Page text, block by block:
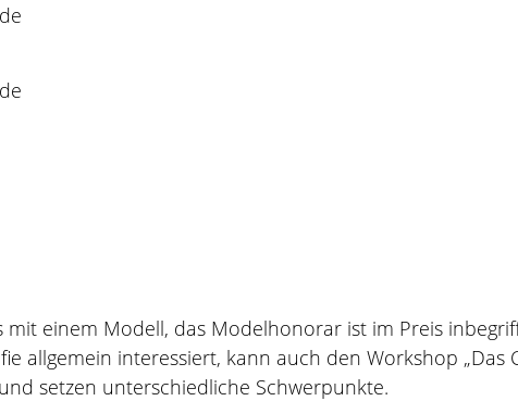
mit einem Modell, das Modelhonorar ist im Preis
allgemein interessiert, kann auch den Workshop „Das
setzen unterschiedliche Schwerpunkte.